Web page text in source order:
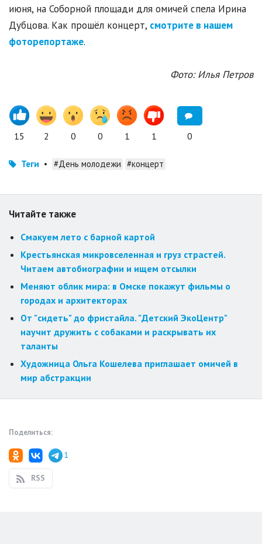
июня, на Соборной площади для омичей спела Ирина
Дубцова. Как прошёл концерт, смотрите в нашем
фоторепортаже.
Фото: Илья Петров
15 2 0 0 1 1 0
Теги • #День молодежи #концерт
Читайте также
Смакуем лето с барной картой
Крестьянская микровселенная и груз страстей.
Читаем автобиографии и ищем отсылки
Меняют облик мира: в Омске покажут фильмы о
городах и архитекторах
От "сидеть" до фристайла. "Детский ЭкоЦентр"
научит дружить с собаками и раскрывать их
таланты
Художница Ольга Кошелева приглашает омичей в
мир абстракции
Поделиться:
1
RSS